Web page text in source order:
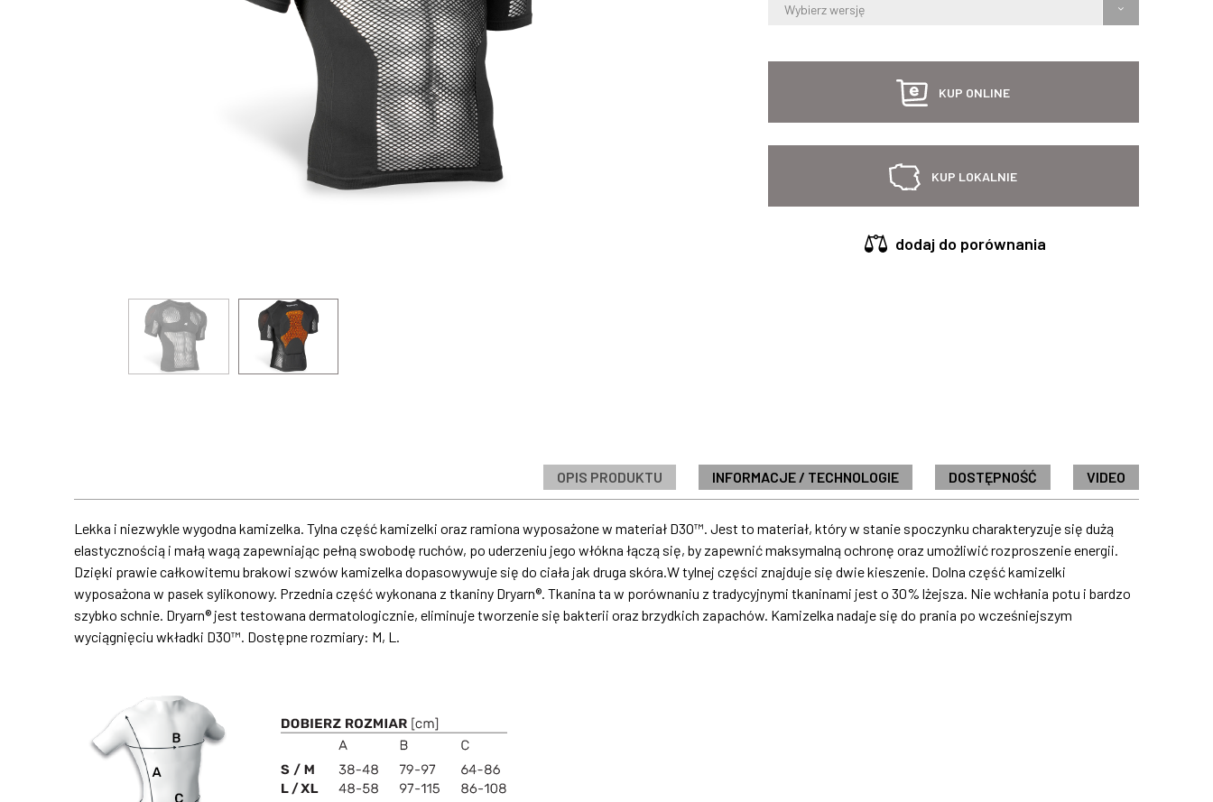
Wybierz wersję
KUP ONLINE
KUP LOKALNIE
dodaj do porównania
OPIS PRODUKTU INFORMACJE / TECHNOLOGIE DOSTĘPNOŚĆ VIDEO
Lekka i niezwykle wygodna kamizelka. Tylna część kamizelki oraz ramiona wyposażone w materiał D3O™. Jest to materiał, który w stanie spoczynku charakteryzuje się dużą
elastycznością i małą wagą zapewniając pełną swobodę ruchów, po uderzeniu jego włókna łączą się, by zapewnić maksymalną ochronę oraz umożliwić rozproszenie energii.
Dzięki prawie całkowitemu brakowi szwów kamizelka dopasowywuje się do ciała jak druga skóra.W tylnej części znajduje się dwie kieszenie. Dolna część kamizelki
wyposażona w pasek sylikonowy. Przednia część wykonana z tkaniny Dryarn®. Tkanina ta w porównaniu z tradycyjnymi tkaninami jest o 30% lżejsza. Nie wchłania potu i bardzo
szybko schnie. Dryarn® jest testowana dermatologicznie, eliminuje tworzenie się bakterii oraz brzydkich zapachów. Kamizelka nadaje się do prania po wcześniejszym
wyciągnięciu wkładki D3O™. Dostępne rozmiary: M, L.